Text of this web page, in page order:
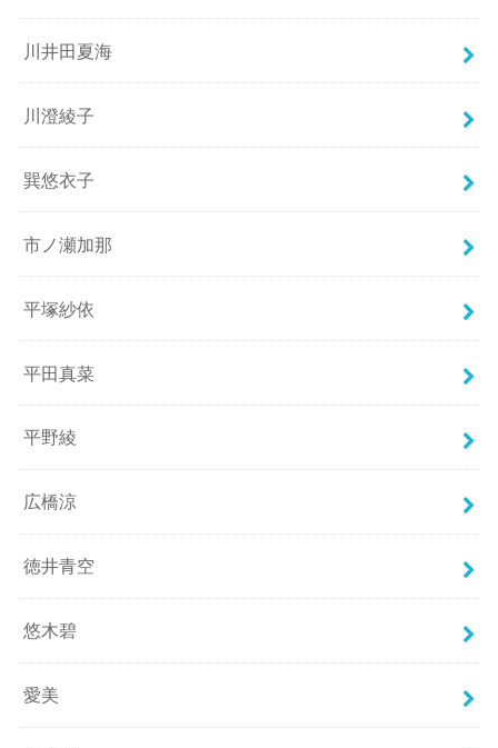
川井田夏海
川澄綾子
巽悠衣子
市ノ瀬加那
平塚紗依
平田真菜
平野綾
広橋涼
徳井青空
悠木碧
愛美